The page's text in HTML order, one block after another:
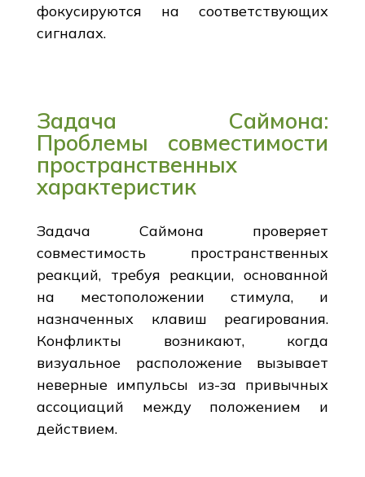
фокусируются на соответствующих
сигналах.
Задача Саймона:
Проблемы совместимости
пространственных
характеристик
Задача Саймона проверяет
совместимость пространственных
реакций, требуя реакции, основанной
на местоположении стимула, и
назначенных клавиш реагирования.
Конфликты возникают, когда
визуальное расположение вызывает
неверные импульсы из-за привычных
ассоциаций между положением и
действием.